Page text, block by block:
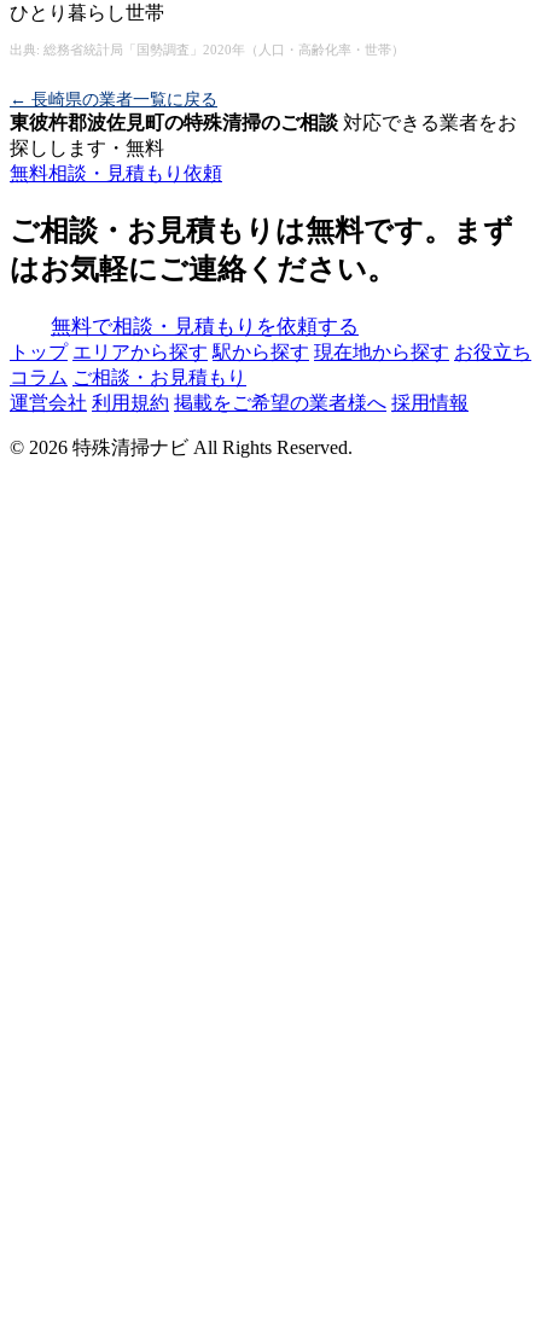
ひとり暮らし世帯
出典: 総務省統計局「国勢調査」2020年（人口・高齢化率・世帯）
← 長崎県の業者一覧に戻る
東彼杵郡波佐見町の特殊清掃のご相談 対応できる業者をお
探しします・無料
無料相談・見積もり依頼
ご相談・お見積もりは無料です。まず
はお気軽にご連絡ください。
無料で相談・見積もりを依頼する
トップ エリアから探す 駅から探す 現在地から探す お役立ち
コラム ご相談・お見積もり
運営会社 利用規約 掲載をご希望の業者様へ 採用情報
© 2026 特殊清掃ナビ All Rights Reserved.